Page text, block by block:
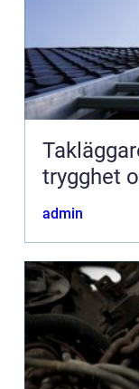
Takläggare i
trygghet
admin